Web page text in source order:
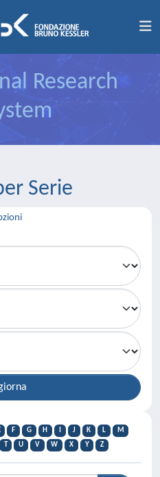
Research
Serie
F G H J K L
M
T U V W X Y Z